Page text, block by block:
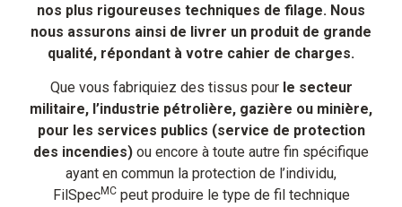
nos plus rigoureuses techniques de filage. Nous
nous assurons ainsi de livrer un produit de grande
qualité, répondant à votre cahier de charges.
Que vous fabriquiez des tissus pour le secteur
militaire, l’industrie pétrolière, gazière ou minière,
pour les services publics (service de protection
des incendies) ou encore à toute autre fin spécifique
ayant en commun la protection de l’individu,
FilSpecMCpeut produire le type de fil technique